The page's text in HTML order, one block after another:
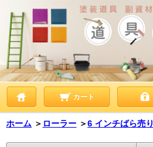
カート
ホーム ＞ ローラー ＞6 インチばら売り